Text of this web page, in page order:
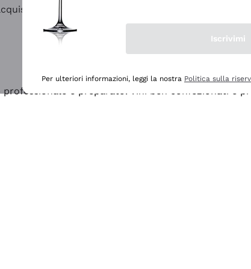
e preparato. Vini ben confezionati e
Iscrivimi
Per ulteriori informazioni, leggi la nostra Politica sulla